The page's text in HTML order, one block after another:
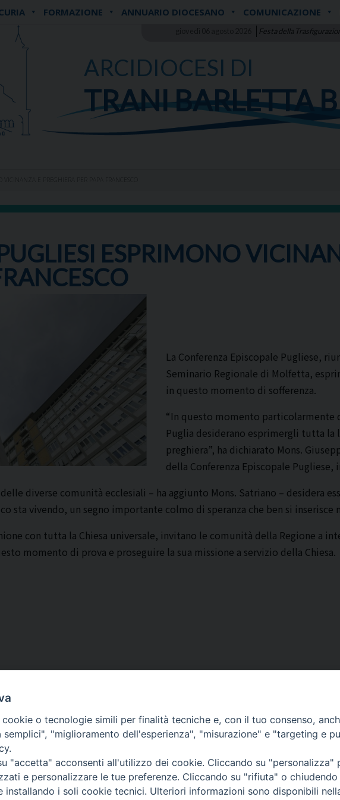
Festa della
FORMAZIONE ANNUARIO DIOCESANO COMUNICAZIONE
ARCIDIOCESI DI
TRANI BARLETTA
ESPRIMONO
La Conferenza Episcopale Pugliese,
Seminario Regionale di Molfetta,
in questo momento di sofferenza.
“In questo momento particolarmente
Puglia desiderano esprimergli tutta la
preghiera”, ha dichiarato Mons.
della Conferenza Episcopale
diverse comunità ecclesiali – ha aggiunto Mons. Satriano – desidera
sta vivendo, un segno importante colmo di speranza che ben si
con tutta la Chiesa universale, invitano le comunità della Regione a
momento di prova e proseguire la sua missione a servizio della Chiesa.
Corato, Margherita di Savoia,
Sede arcivescovile suffraganea di Bari-Bitonto
Regione ecclesiastica Puglia
o tecnologie simili per finalità tecniche e, con il tuo consenso,
semplici", "miglioramento dell'esperienza", "misurazione" e "targeting e
"accetta" acconsenti all'utilizzo dei cookie. Cliccando su "personalizza"
e personalizzare le tue preferenze. Cliccando su "rifiuta" o
installando i soli cookie tecnici. Ulteriori informazioni sono disponibili